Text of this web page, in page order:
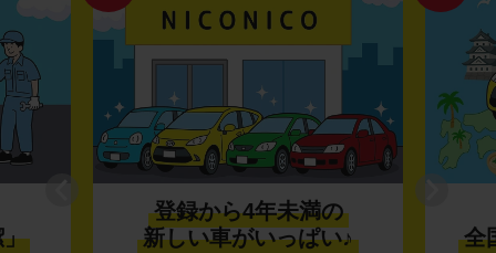
」
登録から4年未満の
新しい車がいっぱい♪
全